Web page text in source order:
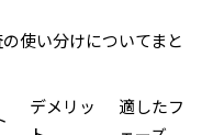
使い分けについてまと
デメリッ
適したフ